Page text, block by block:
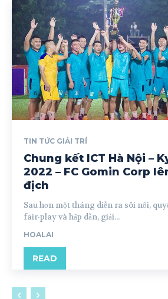
TIN TỨC GIẢI TRÍ
Chung kết ICT Hà Nội –
2022 – FC Gomin Corp
địch
Sau hơn một tháng diễn ra sôi nổi,
fair-play và hấp dẫn, giải...
HOALAI
READ